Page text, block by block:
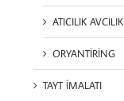
ATICILIK AVCILIK
ORYANTİRİNG
TAYT İMALATI